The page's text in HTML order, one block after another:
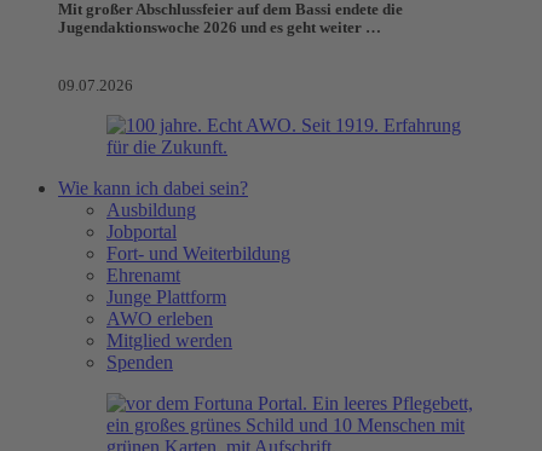
Mit großer Abschlussfeier auf dem Bassi endete die
Jugendaktionswoche 2026 und es geht weiter …
09.07.2026
Wie kann ich dabei sein?
Ausbildung
Jobportal
Fort- und Weiterbildung
Ehrenamt
Junge Plattform
AWO erleben
Mitglied werden
Spenden